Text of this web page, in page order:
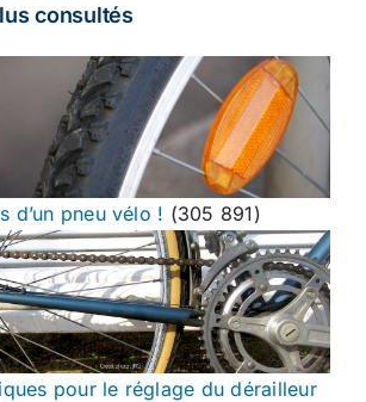
consultés
d’un pneu vélo ! (305 891)
pour le réglage du dérailleur